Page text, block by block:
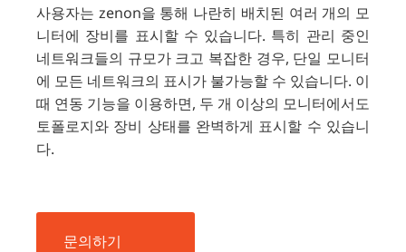
사용자는 zenon을 통해 나란히 배치된 여러 개의 모
니터에 장비를 표시할 수 있습니다. 특히 관리 중인
네트워크들의 규모가 크고 복잡한 경우, 단일 모니터
에 모든 네트워크의 표시가 불가능할 수 있습니다. 이
때 연동 기능을 이용하면, 두 개 이상의 모니터에서도
토폴로지와 장비 상태를 완벽하게 표시할 수 있습니
다.
문의하기